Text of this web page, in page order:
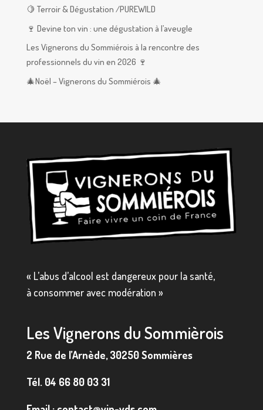
🍋 Terroir & Dégustation /PUREWILD
🍷 Devine ton vin : une dégustation à l’aveugle
Les Vignerons du Sommiérois à la rencontre des
professionnels du vin en 2026 🍷
🎄Noël – Vignerons du Sommiérois 🎄
« L’abus d’alcool est dangereux pour la santé,
à consommer avec modération »
Les Vignerons du Sommièrois
2 Rue de l’Arnède, 30250 Sommières
Tél. 04 66 80 03 31